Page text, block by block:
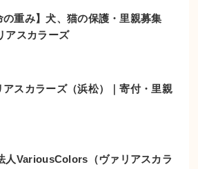
の重み】犬、猫の保護・里親募集
アスカラーズ
アスカラーズ（浜松）｜寄付・里親
人VariousColors（ヴァリアスカラ